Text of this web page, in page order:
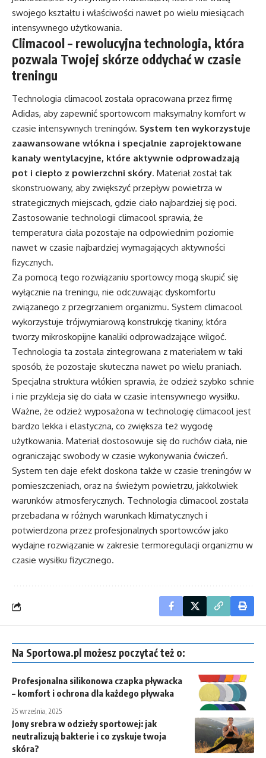
swojego kształtu i właściwości nawet po wielu miesiącach
intensywnego użytkowania.
Climacool – rewolucyjna technologia, która
pozwala Twojej skórze oddychać w czasie
treningu
Technologia climacool została opracowana przez firmę
Adidas, aby zapewnić sportowcom maksymalny komfort w
czasie intensywnych treningów. System ten wykorzystuje
zaawansowane włókna i specjalnie zaprojektowane
kanały wentylacyjne, które aktywnie odprowadzają
pot i ciepło z powierzchni skóry. Materiał został tak
skonstruowany, aby zwiększyć przepływ powietrza w
strategicznych miejscach, gdzie ciało najbardziej się poci.
Zastosowanie technologii climacool sprawia, że
temperatura ciała pozostaje na odpowiednim poziomie
nawet w czasie najbardziej wymagających aktywności
fizycznych.
Za pomocą tego rozwiązaniu sportowcy mogą skupić się
wyłącznie na treningu, nie odczuwając dyskomfortu
związanego z przegrzaniem organizmu. System climacool
wykorzystuje trójwymiarową konstrukcję tkaniny, która
tworzy mikroskopijne kanaliki odprowadzające wilgoć.
Technologia ta została zintegrowana z materiałem w taki
sposób, że pozostaje skuteczna nawet po wielu praniach.
Specjalna struktura włókien sprawia, że odzież szybko schnie
i nie przykleja się do ciała w czasie intensywnego wysiłku.
Ważne, że odzież wyposażona w technologię climacool jest
bardzo lekka i elastyczna, co zwiększa też wygodę
użytkowania. Materiał dostosowuje się do ruchów ciała, nie
ograniczając swobody w czasie wykonywania ćwiczeń.
System ten daje efekt doskona także w czasie treningów w
pomieszczeniach, oraz na świeżym powietrzu, jakkolwiek
warunków atmosferycznych. Technologia climacool została
przebadana w różnych warunkach klimatycznych i
potwierdzona przez profesjonalnych sportowców jako
wydajne rozwiązanie w zakresie termoregulacji organizmu w
czasie wysiłku fizycznego.
Na Sportowa.pl możesz poczytać też o:
Profesjonalna silikonowa czapka pływacka
– komfort i ochrona dla każdego pływaka
25 września, 2025
Jony srebra w odzieży sportowej: jak
neutralizują bakterie i co zyskuje twoja
skóra?